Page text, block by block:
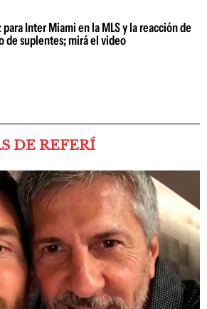
para Inter Miami en la MLS y la reacción de
de suplentes; mirá el video
DE REFERÍ